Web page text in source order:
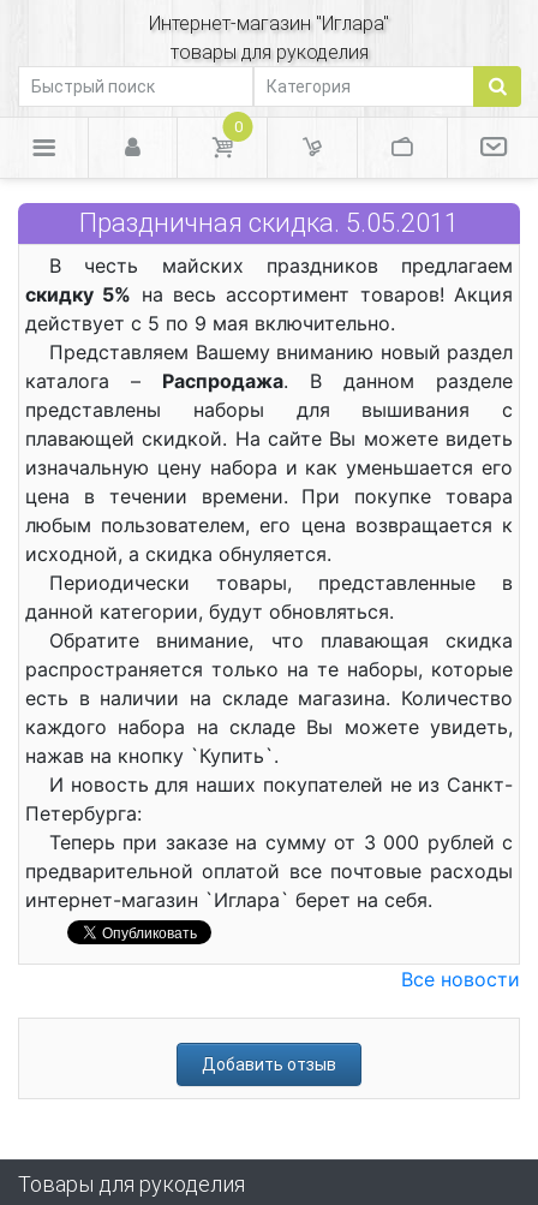
Интернет-магазин "Иглара"
товары для рукоделия
0
Праздничная скидка. 5.05.2011
В честь майских праздников предлагаем
скидку 5% на весь ассортимент товаров! Акция
действует с 5 по 9 мая включительно.
Представляем Вашему вниманию новый раздел
каталога – Распродажа. В данном разделе
представлены наборы для вышивания с
плавающей скидкой. На сайте Вы можете видеть
изначальную цену набора и как уменьшается его
цена в течении времени. При покупке товара
любым пользователем, его цена возвращается к
исходной, а скидка обнуляется.
Периодически товары, представленные в
данной категории, будут обновляться.
Обратите внимание, что плавающая скидка
распространяется только на те наборы, которые
есть в наличии на складе магазина. Количество
каждого набора на складе Вы можете увидеть,
нажав на кнопку `Купить`.
И новость для наших покупателей не из Санкт-
Петербурга:
Теперь при заказе на сумму от 3 000 рублей с
предварительной оплатой все почтовые расходы
интернет-магазин `Иглара` берет на себя.
Все новости
Добавить отзыв
Товары для рукоделия